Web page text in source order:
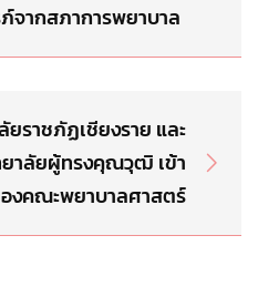
จากสภาการพยาบาล
ราชภัฏเชียงราย และ
าลัยผู้ทรงคุณวุฒิ เข้า
งคณะพยาบาลศาสตร์